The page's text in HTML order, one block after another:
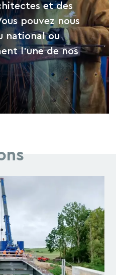
et des
pouvez nous
national ou
l’une de nos